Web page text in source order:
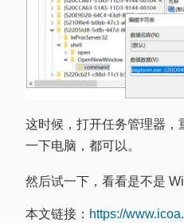
这时候，打开任务管理器，
一下电脑，都可以。
然后试一下，看看是不是
本文链接： https://